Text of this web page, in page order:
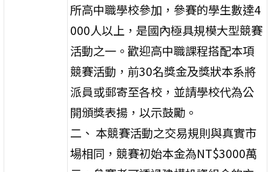
所高中職學校參加，參賽的學生數達4
000人以上，是國內極具規模大型競賽
活動之一。歡迎高中職課程搭配本項
競賽活動，前30名獎金及獎狀本系將
派員或郵寄至各校，並請學校代為公
開頒獎表揚，以示鼓勵。
二、 本競賽活動之交易規則與真實市
場相同，競賽初始本金為NT$3000萬